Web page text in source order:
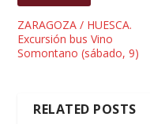
ZARAGOZA / HUESCA.
Excursión bus Vino
Somontano (sábado, 9)
RELATED POSTS